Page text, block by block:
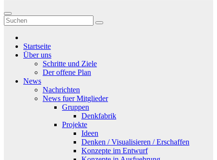
Startseite
Über uns
Schritte und Ziele
Der offene Plan
News
Nachrichten
News fuer Mitglieder
Gruppen
Denkfabrik
Projekte
Ideen
Denken / Visualisieren / Erschaffen
Konzepte im Entwurf